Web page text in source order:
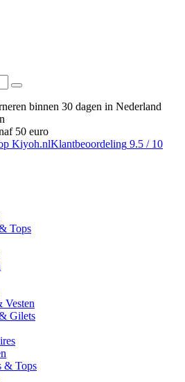
binnen 30 dagen in Nederland
50 euro
Klantbeoordeling 9.5 / 10
Tops
Vesten
Gilets
& Tops